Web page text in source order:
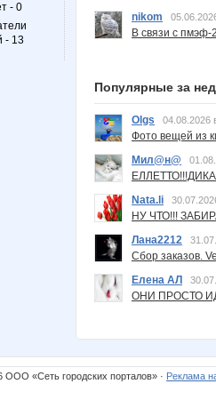
- 0
- 13
nikom
В связи с пмэф-
Популярные за
Olgs 04.08.2026
Фото вещей из
Мил@н@
Nata.li
НУ ЧТО!!!
Лана2212
Сбор заказов.
Елена АЛ
ОНИ ПРОСТО
ООО «Сеть городских порталов» · Реклама